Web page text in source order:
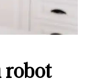
robot